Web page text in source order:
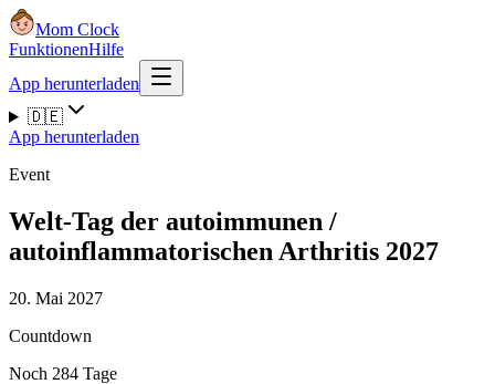
Mom Clock
FunktionenHilfe
App herunterladen
🇩🇪
App herunterladen
Event
Welt-Tag der autoimmunen /
autoinflammatorischen Arthritis 2027
20. Mai 2027
Countdown
Noch 284 Tage